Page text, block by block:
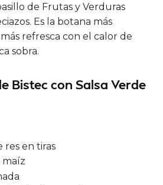
de Frutas y Verduras
Es la botana más
refresca con el calor de
sobra.
Bistec con Salsa Verde
en tiras
maíz